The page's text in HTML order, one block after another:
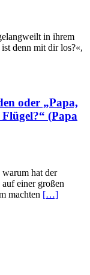
in ihrem
denn mit dir los?«,
oder „Papa,
(Papa
warum hat der
einer großen
machten […]